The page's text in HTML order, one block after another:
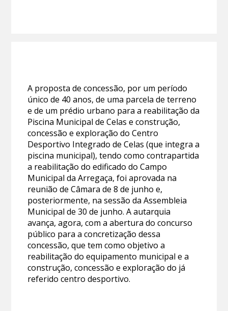
A proposta de concessão, por um período
único de 40 anos, de uma parcela de terreno
e de um prédio urbano para a reabilitação da
Piscina Municipal de Celas e construção,
concessão e exploração do Centro
Desportivo Integrado de Celas (que integra a
piscina municipal), tendo como contrapartida
a reabilitação do edificado do Campo
Municipal da Arregaça, foi aprovada na
reunião de Câmara de 8 de junho e,
posteriormente, na sessão da Assembleia
Municipal de 30 de junho. A autarquia
avança, agora, com a abertura do concurso
público para a concretização dessa
concessão, que tem como objetivo a
reabilitação do equipamento municipal e a
construção, concessão e exploração do já
referido centro desportivo.